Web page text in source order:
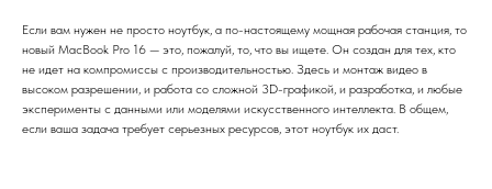
Если вам нужен не просто ноутбук, а по-настоящему мощная рабочая станция, то
новый MacBook Pro 16 — это, пожалуй, то, что вы ищете. Он создан для тех, кто
не идет на компромиссы с производительностью. Здесь и монтаж видео в
высоком разрешении, и работа со сложной 3D-графикой, и разработка, и любые
эксперименты с данными или моделями искусственного интеллекта. В общем,
если ваша задача требует серьезных ресурсов, этот ноутбук их даст.